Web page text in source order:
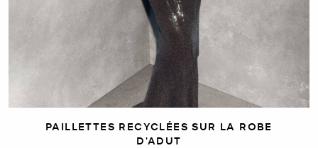
PAILLETTES RECYCLÉES SUR LA ROBE
D'ADUT